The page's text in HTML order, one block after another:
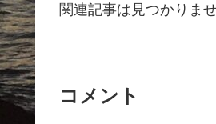
関連記事は見つかりま
コメント